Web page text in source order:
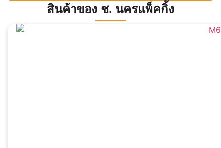
สินค้าของ ช. นครแพ็คกิ้ง